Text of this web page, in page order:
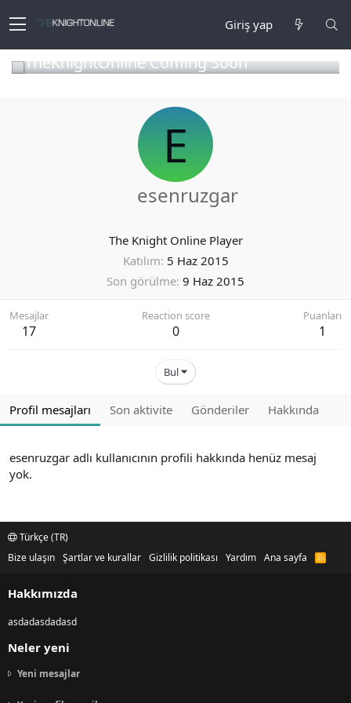
Giriş yap
TheKnightOnline Coming Soon
E
esenruzgar
The Knight Online Player
Katılım 5 Haz 2015
Son görülme 9 Haz 2015
Mesajlar
17
Reaction score
0
Puanları
1
Bul
Profil mesajları Son aktivite Gönderiler Hakkında
esenruzgar adlı kullanıcının profili hakkında henüz mesaj
yok.
Türkçe (TR)
Bize ulaşın Şartlar ve kurallar Gizlilik politikası Yardım Ana sayfa
R
Hakkımızda
asdadasdadasd
Neler yeni
Yeni mesajlar